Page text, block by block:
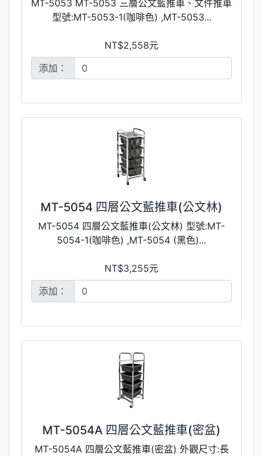
MT-5053 MT-5053 三層公文藍推車、文件推車
型號:MT-5053-1(咖啡色) ,MT-5053...
NT$2,558元
添加：
MT-5054 四層公文藍推車(公文林)
MT-5054 四層公文藍推車(公文林) 型號:MT-
5054-1(咖啡色) ,MT-5054 (黑色)...
NT$3,255元
添加：
MT-5054A 四層公文藍推車(密盆)
MT-5054A 四層公文藍推車(密盆) 外觀尺寸:長